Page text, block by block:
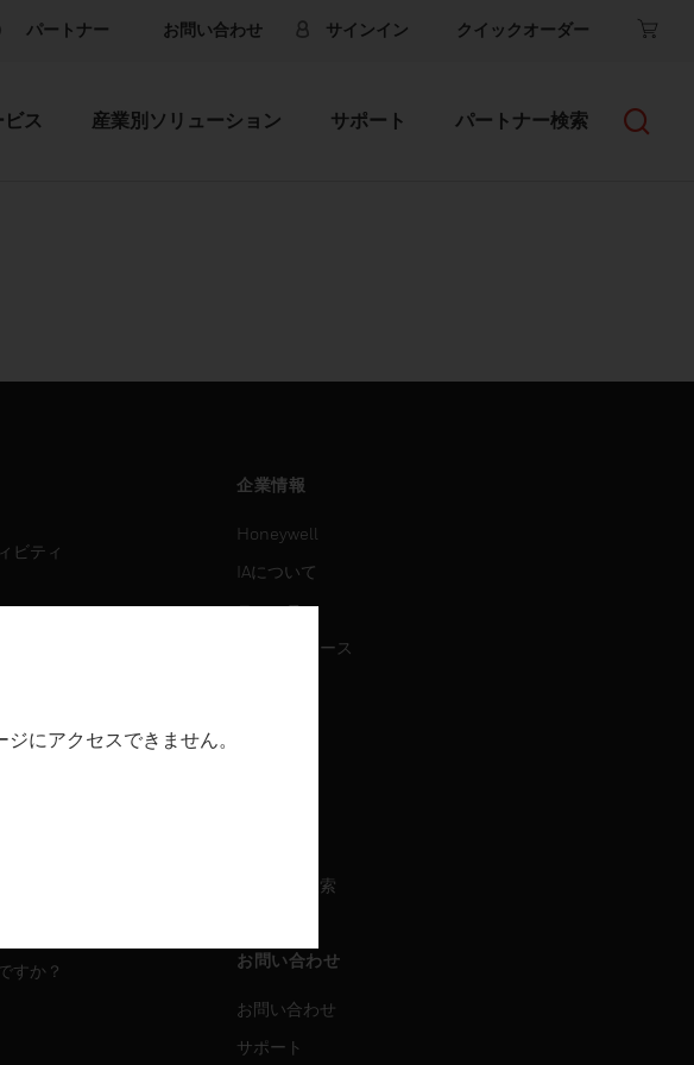
パートナー お問い合わせ サインイン クイックオーダー
ス 産業別ソリューション サポート パートナー検索
ビティ
ビティ
すか？
企業情報
Honeywell
IAについて
ニュース
プレスリリース
求人情報検索
お問い合わせ
お問い合わせ
サポート
にアクセスできません。